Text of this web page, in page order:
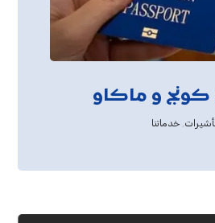
كونج و ماكاو
,خدماتنا